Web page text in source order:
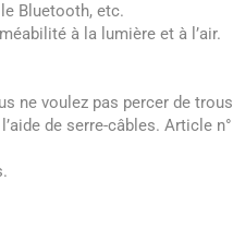
Bluetooth, etc.
à la lumière et à l’air.
ne voulez pas percer de trous
de serre-câbles. Article n°